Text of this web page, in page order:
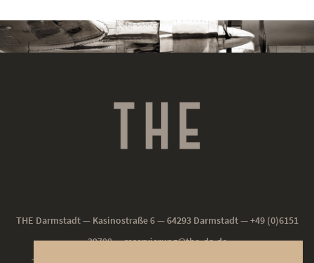
THE Darmstadt — Kasinostraße 6 — 64293 Darmstadt — +49 (0)6151
39700 —reservierung@the-da.de